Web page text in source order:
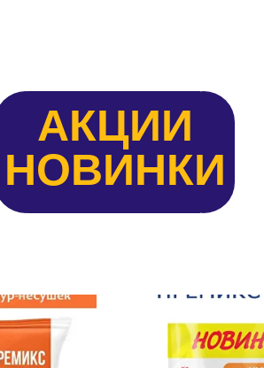
АКЦИИ
НОВИНКИ